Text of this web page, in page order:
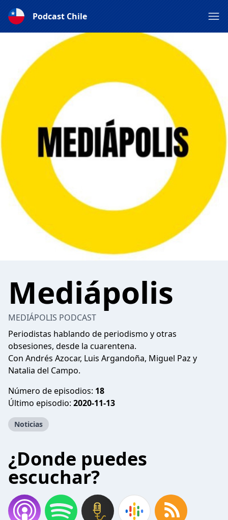
Podcast Chile
Mediápolis
MEDIÁPOLIS PODCAST
Periodistas hablando de periodismo y otras
obsesiones, desde la cuarentena.
Con Andrés Azocar, Luis Argandoña, Miguel Paz y
Natalia del Campo.
Número de episodios: 18
Último episodio: 2020-11-13
Noticias
¿Donde puedes
escuchar?